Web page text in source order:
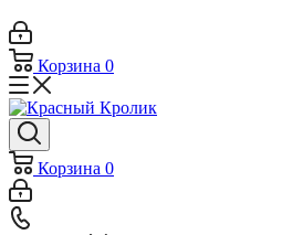
Корзина 0
Корзина 0